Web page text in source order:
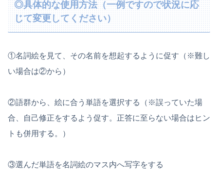
◎具体的な使用方法（一例ですので状況に応
じて変更してください）
①名詞絵を見て、その名前を想起するように促す（※難し
い場合は②から）
②語群から、絵に合う単語を選択する（※誤っていた場
合、自己修正をするよう促す。正答に至らない場合はヒン
トも併用する。）
③選んだ単語を名詞絵のマス内へ写字をする